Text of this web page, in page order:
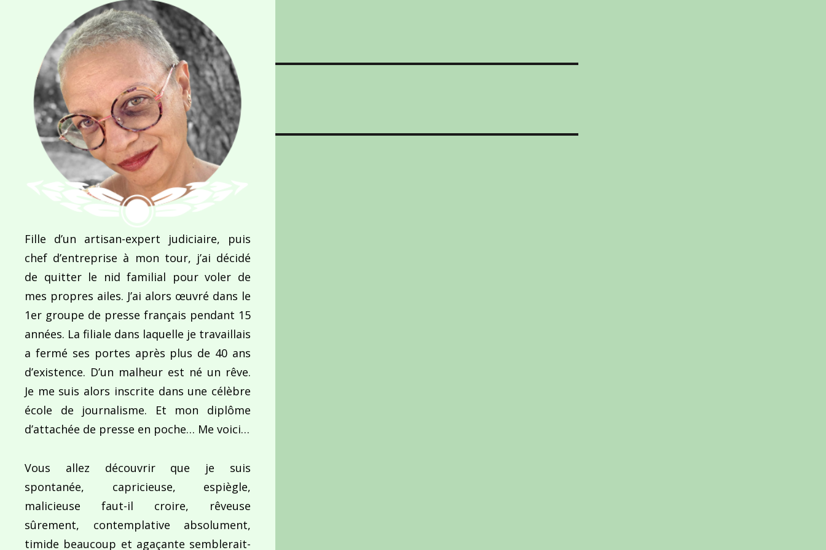
Navigation
l’article
PUBLIÉ DANS
Madinina
Fille d’un artisan-expert judiciaire, puis
chef d’entreprise à mon tour, j’ai décidé
de quitter le nid familial pour voler de
mes propres ailes. J’ai alors œuvré dans le
1er groupe de presse français pendant 15
années. La filiale dans laquelle je travaillais
a fermé ses portes après plus de 40 ans
d’existence. D’un malheur est né un rêve.
Je me suis alors inscrite dans une célèbre
école de journalisme. Et mon diplôme
d’attachée de presse en poche… Me voici…
Vous allez découvrir que je suis
spontanée, capricieuse, espiègle,
malicieuse faut-il croire, rêveuse
sûrement, contemplative absolument,
timide beaucoup et agaçante semblerait-